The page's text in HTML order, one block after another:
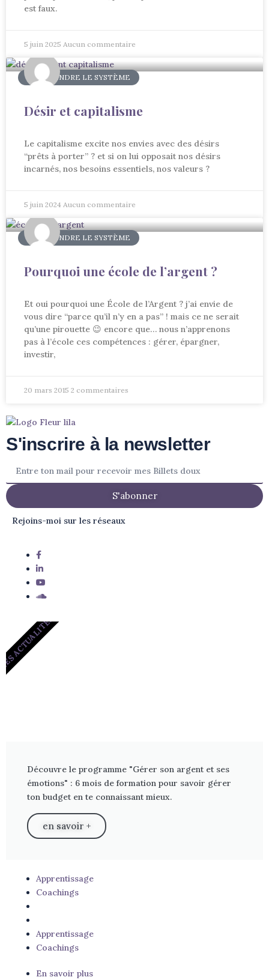
est faux.
5 juin 2025 Aucun commentaire
COMPRENDRE LE SYSTÈME
Désir et capitalisme
Le capitalisme excite nos envies avec des désirs
“prêts à porter” ? et si on lui opposait nos désirs
incarnés, nos besoins essentiels, nos valeurs ?
5 juin 2024 Aucun commentaire
COMPRENDRE LE SYSTÈME
Pourquoi une école de l’argent ?
Et oui pourquoi une École de l’Argent ? j’ai envie de
vous dire “parce qu’il n’y en a pas” ! mais ce ne serait
qu’une pirouette 😉 encore que… nous n’apprenons
pas à l’école ces compétences : gérer, épargner,
investir,
20 mars 2015 2 commentaires
S'inscrire à la newsletter
S'abonner
Rejoins-moi sur les réseaux
Découvre le programme "Gérer son argent et ses
émotions" : 6 mois de formation pour savoir gérer
ton budget en te connaissant mieux.
en savoir +
ACTUALITÉS
Apprentissage
Coachings
Apprentissage
Coachings
En savoir plus